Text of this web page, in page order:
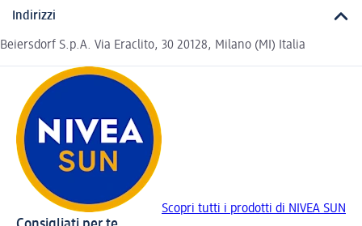
Indirizzi
Beiersdorf S.p.A. Via Eraclito, 30 20128, Milano (MI) Italia
Scopri tutti i prodotti di NIVEA SUN